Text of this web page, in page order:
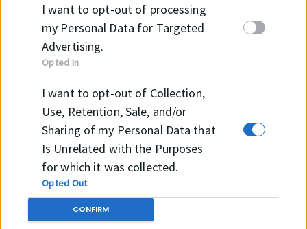
I want to opt-out of processing
my Personal Data for Targeted
Advertising.
Opted In
I want to opt-out of Collection,
Use, Retention, Sale, and/or
Sharing of my Personal Data that
Is Unrelated with the Purposes
for which it was collected.
Opted Out
CONFIRM
Ágazataink